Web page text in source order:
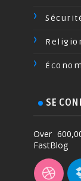
SE
Over
FastBlog